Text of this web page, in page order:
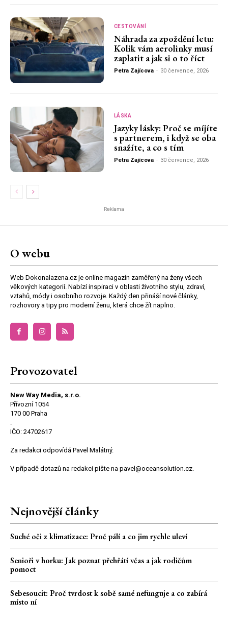
CESTOVÁNÍ
Náhrada za zpoždění letu:
Kolik vám aerolinky musí
zaplatit a jak si o to říct
Petra Zajícova - 30 července, 2026
LÁSKA
Jazyky lásky: Proč se míjíte
s partnerem, i když se oba
snažíte, a co s tím
Petra Zajícova - 30 července, 2026
Reklama
O webu
Web Dokonalazena.cz je online magazín zaměřený na ženy všech
věkových kategorií. Nabízí inspiraci v oblasti životního stylu, zdraví,
vztahů, módy i osobního rozvoje. Každý den přináší nové články,
rozhovory a tipy pro moderní ženu, která chce žít naplno.
Provozovatel
New Way Media, s.r.o.
Přívozní 1054
170 00 Praha
.
IČO: 24702617
Za redakci odpovídá Pavel Malátný.
V případě dotazů na redakci pište na pavel@oceansolution.cz.
Nejnovější články
Suché oči z klimatizace: Proč pálí a co jim rychle uleví
Senioři v horku: Jak poznat přehřátí včas a jak rodičům
pomoct
Sebesoucit: Proč tvrdost k sobě samé nefunguje a co zabírá
místo ní